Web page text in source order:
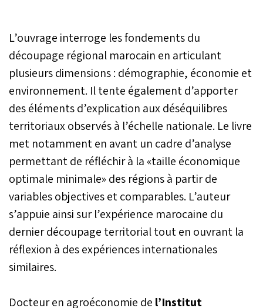
L’ouvrage interroge les fondements du
découpage régional marocain en articulant
plusieurs dimensions : démographie, économie et
environnement. Il tente également d’apporter
des éléments d’explication aux déséquilibres
territoriaux observés à l’échelle nationale. Le livre
met notamment en avant un cadre d’analyse
permettant de réfléchir à la «taille économique
optimale minimale» des régions à partir de
variables objectives et comparables. L’auteur
s’appuie ainsi sur l’expérience marocaine du
dernier découpage territorial tout en ouvrant la
réflexion à des expériences internationales
similaires.
Docteur en agroéconomie de l’Institut